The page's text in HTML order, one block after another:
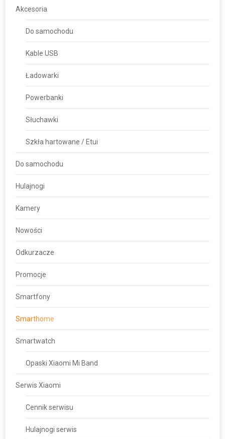
Akcesoria
Do samochodu
Kable USB
Ładowarki
Powerbanki
Słuchawki
Szkła hartowane / Etui
Do samochodu
Hulajnogi
Kamery
Nowości
Odkurzacze
Promocje
Smartfony
Smarthome
Smartwatch
Opaski Xiaomi Mi Band
Serwis Xiaomi
Cennik serwisu
Hulajnogi serwis